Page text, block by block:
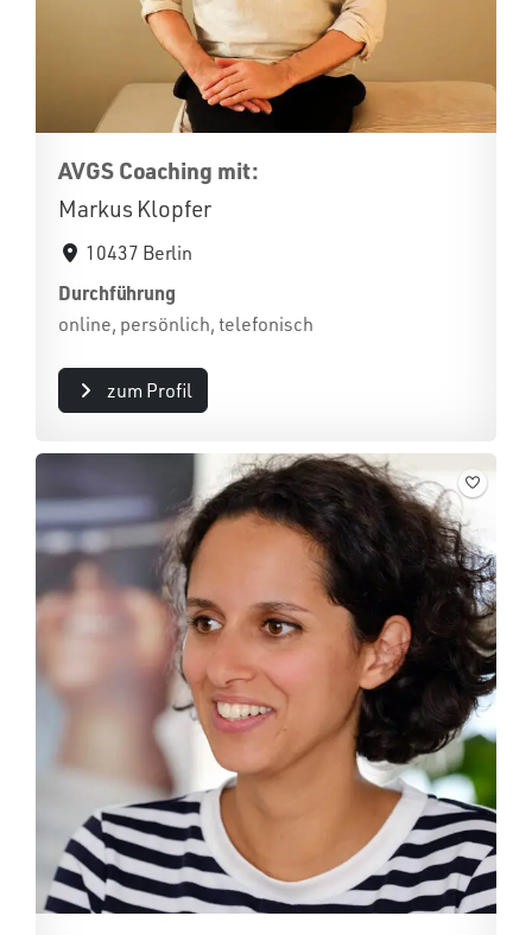
AVGS Coaching mit:
Markus Klopfer
10437 Berlin
Durchführung
online, persönlich, telefonisch
zum Profil